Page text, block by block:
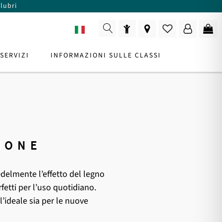
SERVIZI INFORMAZIONI SULLE CLASSI
DI PRODOTTO
Per una consulenza
l’effetto del legno
per l’uso quotidiano.
sia per le nuove